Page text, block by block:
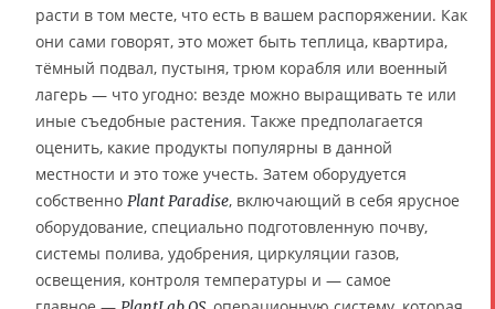
расти в том месте, что есть в вашем распоряжении. Как
они сами говорят, это может быть теплица, квартира,
тёмный подвал, пустыня, трюм корабля или военный
лагерь — что угодно: везде можно выращивать те или
иные съедобные растения. Также предполагается
оценить, какие продукты популярны в данной
местности и это тоже учесть. Затем оборудуется
собственно Plant Paradise, включающий в себя ярусное
оборудование, специально подготовленную почву,
системы полива, удобрения, циркуляции газов,
освещения, контроля температуры и — самое